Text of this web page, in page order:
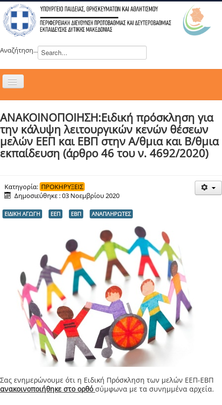
Αναζήτηση...
Εναλλαγή
ΝΕΑ
ΣΥΜΒΟΥΛΙΑ
ΕΥΡΩΠΑΪΚΑ ΠΡΟΓΡΑΜΜΑΤΑ
ΔΡΑΣΕΙΣ
ΕΠΙΚΟΙΝΩΝΙΑ
ΕΞ ΑΠΟΣΤΑΣΕΩΣ ΕΚΠΑΙΔΕΥΣΗ
ΑΝΑΚΟΙΝΟΠΟΙΗΣΗ:Ειδική πρόσκληση για
την κάλυψη λειτουργικών κενών θέσεων
μελών ΕΕΠ και ΕΒΠ στην Α/θμια και Β/θμια
εκπαίδευση (άρθρο 46 του ν. 4692/2020)
Κατηγορία: ΠΡΟΚΗΡΥΞΕΙΣ
Δημοσιεύθηκε : 03 Νοεμβρίου 2020
ΕΙΔΙΚΗ ΑΓΩΓΗ ΕΕΠ ΕΒΠ ΑΝΑΠΛΗΡΩΤΕΣ
Σας ενημερώνουμε ότι η Ειδική Πρόσκληση των μελών ΕΕΠ-ΕΒΠ
ανακοινοποιήθηκε στο ορθό σύμφωνα με τα συνημμένα αρχεία.